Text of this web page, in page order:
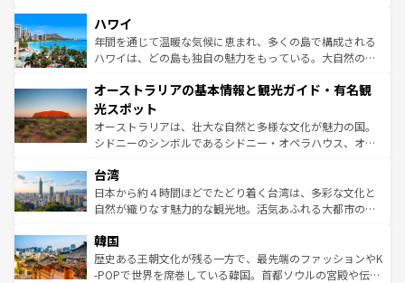
着のスイス情報は
のような巨大都市は、観光、ショッピング、エンターテイ
ンメントが詰まった刺激的なスポットだ。一方、アメリカ
西部には大自然が広がり、グランドキャニオンやイエロー
部のニューオーリンズでは、音楽と美食が融合した独特の
文化が魅力。旅行者はアメリカの各地域で異なる魅力を楽
しみながら、その多様性と豊かな歴史を感じることができ
るだろう。車でのロードトリップや列車の旅も、アメリカ
情報は
ハワイ
年間を通じて温暖な気候に恵まれ、多くの島で構成される
ハワイは、どの島も独自の魅力をもっている。大自然の神
ワイ島は見逃せない。また、定番の観光地といえばオアフ
島だが、静かな自然を求めるならマウイ島やカウアイ島が
おすすめ。エメラルドグリーンに輝く海をはじめ、豊かな
文化や歴史が息づいている。「アロハスピリット」と呼ば
人々、おいしいローカルフードやハワイアンミュージッ
ク、伝統的なフラダンスなど、すべてがハワイの魅力を彩
っている。訪れるたびに新しい発見と感動が待っているハ
はコンテンツ一覧
オーストラリアの基本情報と観光ガイド・有名観
光スポット
オーストラリアは、壮大な自然と多様な文化が魅力の国。
シドニーのシンボルであるシドニー・オペラハウス、オー
リアリーフや大陸中央部にそびえるウルル（エアーズロッ
ク）、タスマニアの美しい原生林やケアンズの熱帯雨林な
ど、見どころがたくさん。また、カフェやワイン、オージ
いる。アクティビティも充実しており、サーフィンやダイ
ビング、ハイキングなど、アウトドア好きにはたまらな
い。オーストラリアの多彩な魅力を存分に味わいつくそ
台湾
日本から約４時間ほどでたどり着く台湾は、多彩な文化と
自然が織りなす魅力的な観光地。活気あふれる大都市の台
ン）、静ひつな山岳地帯である台湾東部など、都市の喧騒
と山間の静けさが共存しており、訪れる人に新しい発見と
驚きをもたらしてくれる。また、奥深い台湾の食文化も魅
韓国
歴史ある王朝文化が残る一方で、最先端のファッションやK
-POPで世界を席巻している韓国。首都ソウルの宮殿や伝統